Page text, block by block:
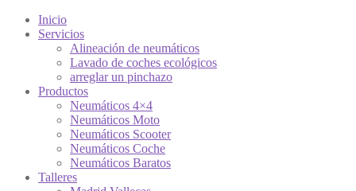
Inicio
Servicios
Alineación de neumáticos
Lavado de coches ecológicos
arreglar un pinchazo
Productos
Neumáticos 4×4
Neumáticos Moto
Neumáticos Scooter
Neumáticos Coche
Neumáticos Baratos
Talleres